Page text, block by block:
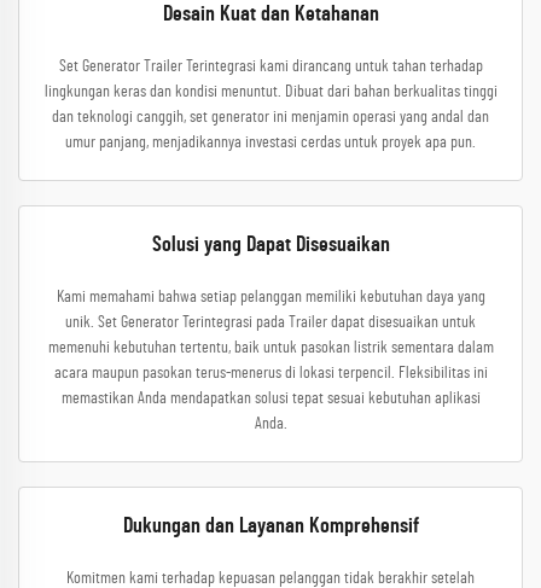
Desain Kuat dan Ketahanan
Set Generator Trailer Terintegrasi kami dirancang untuk tahan terhadap
lingkungan keras dan kondisi menuntut. Dibuat dari bahan berkualitas tinggi
dan teknologi canggih, set generator ini menjamin operasi yang andal dan
umur panjang, menjadikannya investasi cerdas untuk proyek apa pun.
Solusi yang Dapat Disesuaikan
Kami memahami bahwa setiap pelanggan memiliki kebutuhan daya yang
unik. Set Generator Terintegrasi pada Trailer dapat disesuaikan untuk
memenuhi kebutuhan tertentu, baik untuk pasokan listrik sementara dalam
acara maupun pasokan terus-menerus di lokasi terpencil. Fleksibilitas ini
memastikan Anda mendapatkan solusi tepat sesuai kebutuhan aplikasi
Anda.
Dukungan dan Layanan Komprehensif
Komitmen kami terhadap kepuasan pelanggan tidak berakhir setelah